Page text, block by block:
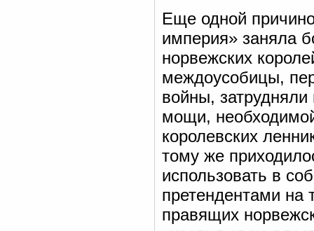
Еще одной
империя» заняла
норвежских
междоусобицы,
войны,
мощи,
королевских
тому же
использовать в
претендентами на
правящих